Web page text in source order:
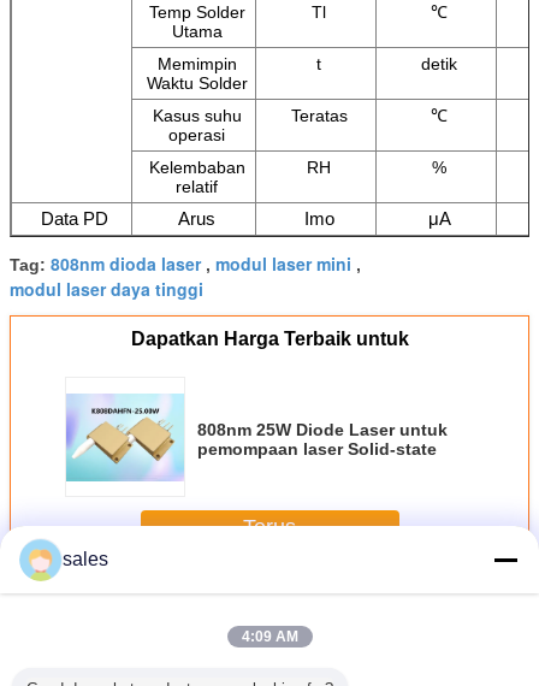
Temp Solder
Utama
Tl ℃
Memimpin
Waktu Solder
t detik
Kasus suhu
operasi
Teratas ℃
Kelembaban
relatif
RH %
Data PD Arus Imo μA
Tag: 808nm dioda laser, modul laser mini ,
modul laser daya tinggi
Dapatkan Harga Terbaik untuk
808nm 25W Diode Laser untuk
pemompaan laser Solid-state
Terus
LebihModul Laser Dioda 808nm
sales
4:09 AM